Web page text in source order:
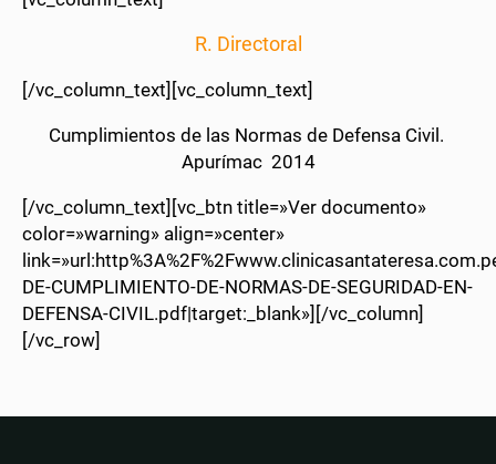
R. Directoral
[/vc_column_text][vc_column_text]
Cumplimientos de las Normas de Defensa Civil.
Apurímac 2014
[/vc_column_text][vc_btn title=»Ver documento»
color=»warning» align=»center»
DE-CUMPLIMIENTO-DE-NORMAS-DE-SEGURIDAD-EN-
DEFENSA-CIVIL.pdf|target:_blank»][/vc_column]
[/vc_row]